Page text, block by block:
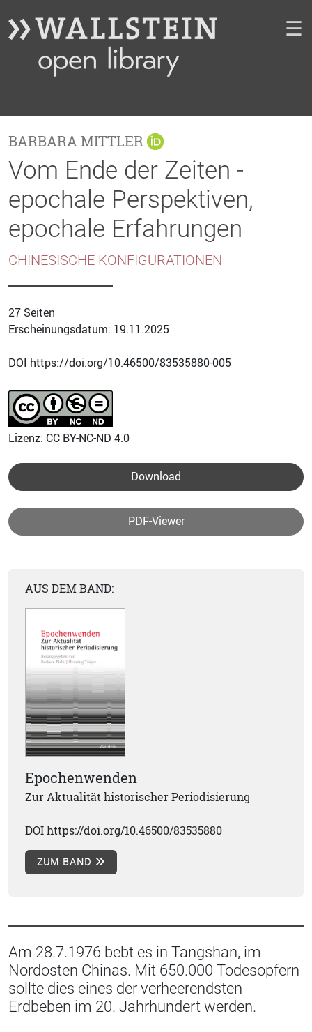
☰
BARBARA MITTLER
Vom Ende der Zeiten -
epochale Perspektiven,
epochale Erfahrungen
CHINESISCHE KONFIGURATIONEN
27 Seiten
Erscheinungsdatum: 19.11.2025
DOI https://doi.org/10.46500/83535880-005
Lizenz: CC BY-NC-ND 4.0
Download
PDF-Viewer
AUS DEM BAND:
Epochenwenden
Zur Aktualität historischer Periodisierung
DOI https://doi.org/10.46500/83535880
ZUM BAND
Am 28.7.1976 bebt es in Tangshan, im
Nordosten Chinas. Mit 650.000 Todesopfern
sollte dies eines der verheerendsten
Erdbeben im 20. Jahrhundert werden.